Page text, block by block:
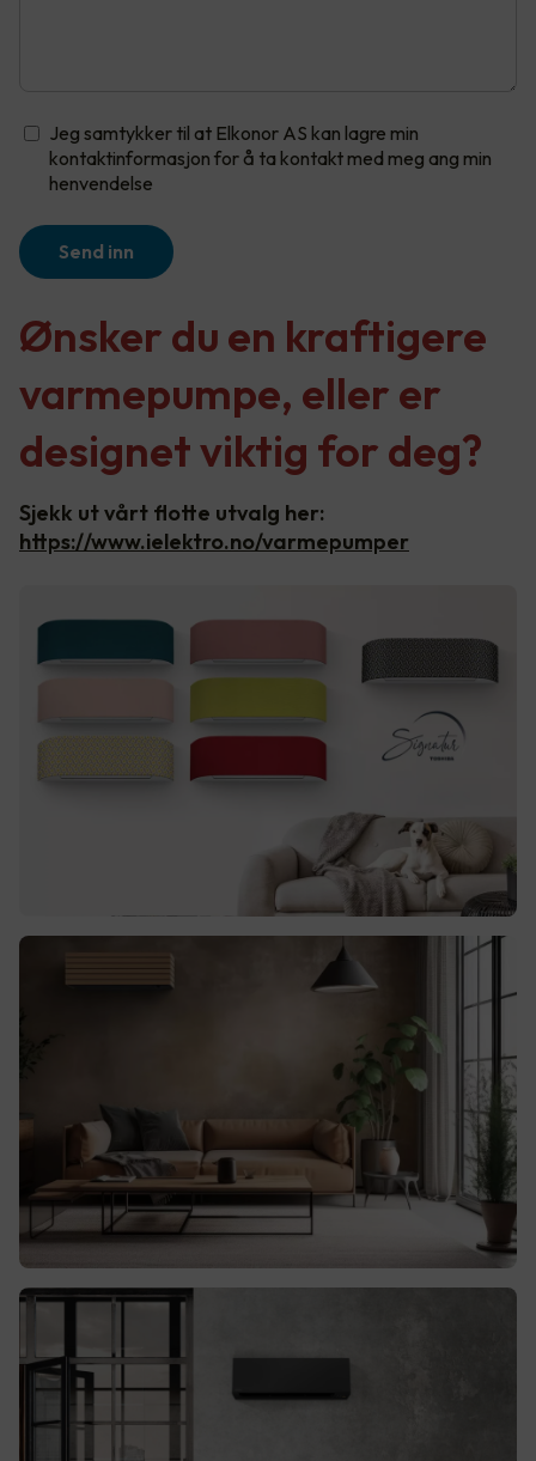
Jeg samtykker til at Elkonor AS kan lagre min
kontaktinformasjon for å ta kontakt med meg ang min
henvendelse
Send inn
Ønsker du en kraftigere
varmepumpe, eller er
designet viktig for deg?
Sjekk ut vårt flotte utvalg her:
https://www.ielektro.no/varmepumper